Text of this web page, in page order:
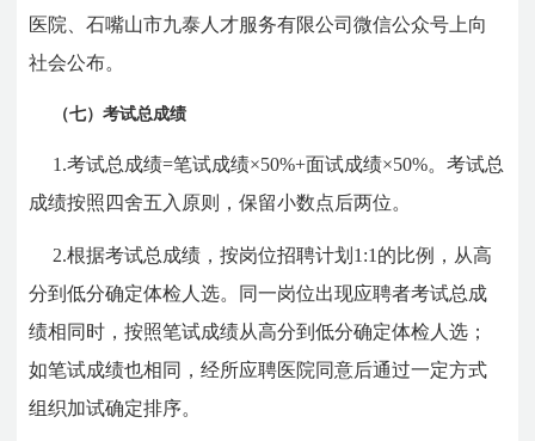
医院、石嘴山市九泰人才服务有限公司微信公众号上向
社会公布。
（七）考试总成绩
1.考试总成绩=笔试成绩×50%+面试成绩×50%。考试总
成绩按照四舍五入原则，保留小数点后两位。
2.根据考试总成绩，按岗位招聘计划1:1的比例，从高
分到低分确定体检人选。同一岗位出现应聘者考试总成
绩相同时，按照笔试成绩从高分到低分确定体检人选；
如笔试成绩也相同，经所应聘医院同意后通过一定方式
组织加试确定排序。